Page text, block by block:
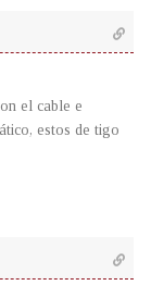
el cable e
estos de tigo